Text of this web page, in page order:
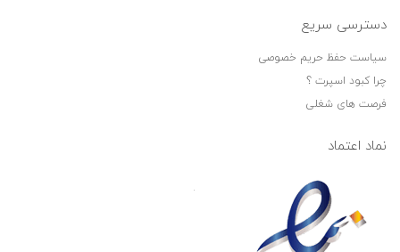
دسترسی سریع
سیاست حفظ حریم خصوصی
چرا کبود اسپرت ؟
فرصت های شغلی
نماد اعتماد